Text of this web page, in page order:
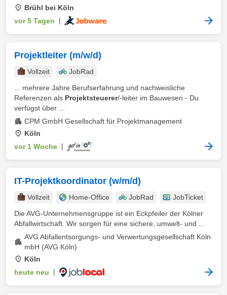
Brühl bei Köln
vor 5 Tagen
Projektleiter (m/w/d)
Vollzeit
JobRad
... mehrere Jahre Berufserfahrung und nachweisliche
Referenzen als Projektsteuerer/-leiter im Bauwesen - Du
verfügst über ...
CPM GmbH Gesellschaft für Projektmanagement
Köln
vor 1 Woche
IT-Projektkoordinator (w/m/d)
Vollzeit Home-Office JobRad
JobTicket
Die AVG-Unternehmensgruppe ist ein Eckpfeiler der Kölner
Abfallwirtschaft. Wir sorgen für eine sichere, umwelt- und ...
AVG Abfallentsorgungs- und Verwertungsgesellschaft Köln
mbH (AVG Köln)
Köln
heute neu